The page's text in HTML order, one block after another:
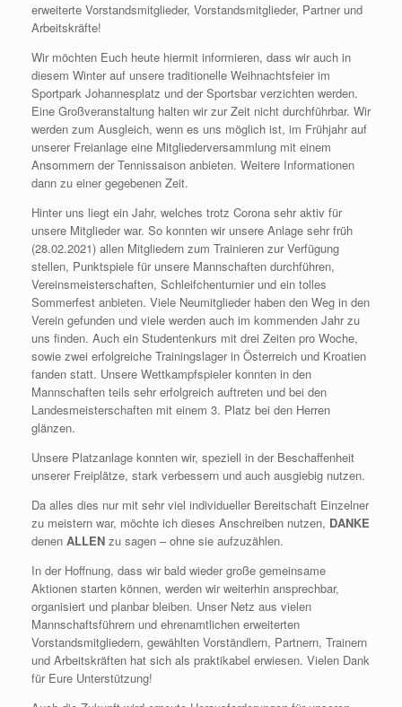
erweiterte Vorstandsmitglieder, Vorstandsmitglieder, Partner und
Arbeitskräfte!
Wir möchten Euch heute hiermit informieren, dass wir auch in
diesem Winter auf unsere traditionelle Weihnachtsfeier im
Sportpark Johannesplatz und der Sportsbar verzichten werden.
Eine Großveranstaltung halten wir zur Zeit nicht durchführbar. Wir
werden zum Ausgleich, wenn es uns möglich ist, im Frühjahr auf
unserer Freianlage eine Mitgliederversammlung mit einem
Ansommern der Tennissaison anbieten. Weitere Informationen
dann zu einer gegebenen Zeit.
Hinter uns liegt ein Jahr, welches trotz Corona sehr aktiv für
unsere Mitglieder war. So konnten wir unsere Anlage sehr früh
(28.02.2021) allen Mitgliedern zum Trainieren zur Verfügung
stellen, Punktspiele für unsere Mannschaften durchführen,
Vereinsmeisterschaften, Schleifchenturnier und ein tolles
Sommerfest anbieten. Viele Neumitglieder haben den Weg in den
Verein gefunden und viele werden auch im kommenden Jahr zu
uns finden. Auch ein Studentenkurs mit drei Zeiten pro Woche,
sowie zwei erfolgreiche Trainingslager in Österreich und Kroatien
fanden statt. Unsere Wettkampfspieler konnten in den
Mannschaften teils sehr erfolgreich auftreten und bei den
Landesmeisterschaften mit einem 3. Platz bei den Herren
glänzen.
Unsere Platzanlage konnten wir, speziell in der Beschaffenheit
unserer Freiplätze, stark verbessern und auch ausgiebig nutzen.
Da alles dies nur mit sehr viel individueller Bereitschaft Einzelner
zu meistern war, möchte ich dieses Anschreiben nutzen, DANKE
denen ALLEN zu sagen – ohne sie aufzuzählen.
In der Hoffnung, dass wir bald wieder große gemeinsame
Aktionen starten können, werden wir weiterhin ansprechbar,
organisiert und planbar bleiben. Unser Netz aus vielen
Mannschaftsführern und ehrenamtlichen erweiterten
Vorstandsmitgliedern, gewählten Vorständlern, Partnern, Trainern
und Arbeitskräften hat sich als praktikabel erwiesen. Vielen Dank
für Eure Unterstützung!